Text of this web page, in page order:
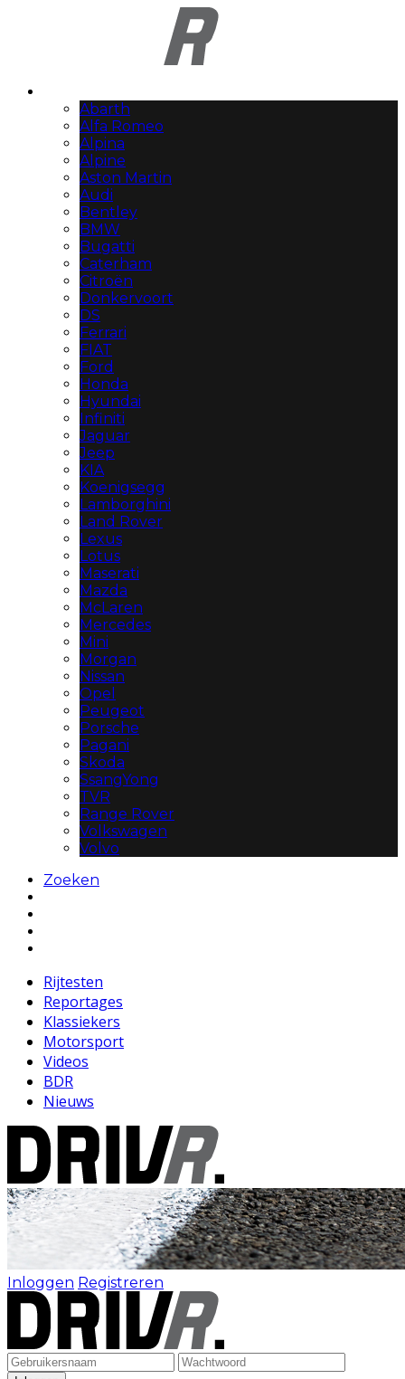
Abarth
Alfa Romeo
Alpina
Alpine
Aston Martin
Audi
Bentley
BMW
Bugatti
Caterham
Citroën
Donkervoort
DS
Ferrari
FIAT
Ford
Honda
Hyundai
Infiniti
Jaguar
Jeep
KIA
Koenigsegg
Lamborghini
Land Rover
Lexus
Lotus
Maserati
Mazda
McLaren
Mercedes
Mini
Morgan
Nissan
Opel
Peugeot
Porsche
Pagani
Skoda
SsangYong
TVR
Range Rover
Volkswagen
Volvo
Zoeken
Rijtesten
Reportages
Klassiekers
Motorsport
Videos
BDR
Nieuws
Inloggen Registreren